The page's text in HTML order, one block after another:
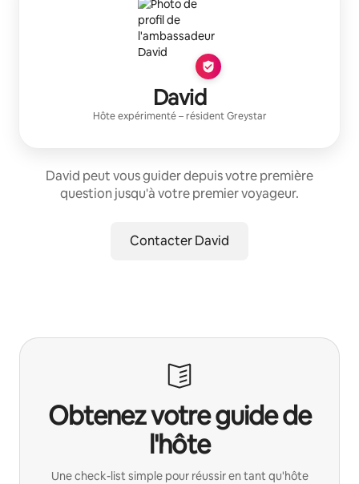
David
Hôte expérimenté– résidentGreystar
David peut vous guider depuis votre première
question jusqu'à votre premier voyageur.
Contacter David
Obtenez votre guide de
l'hôte
Une check-list simple pour réussir en tant qu'hôte